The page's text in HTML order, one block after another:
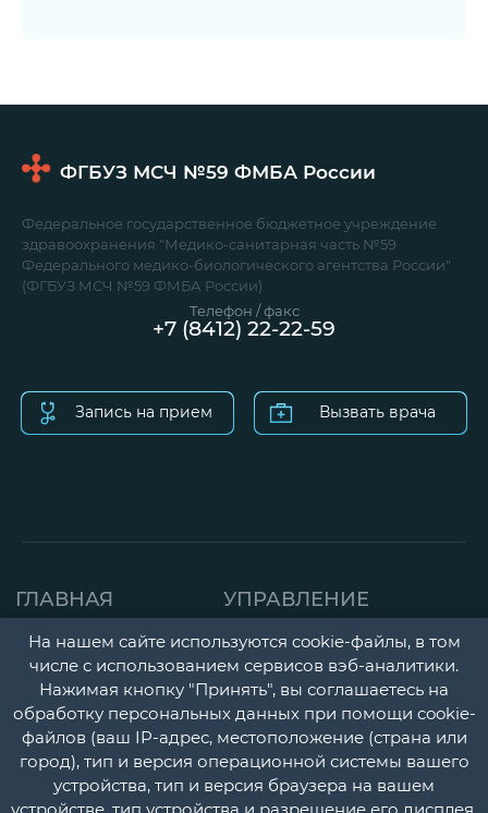
ФГБУЗ МСЧ №59 ФМБА России
Федеральное государственное бюджетное учреждение
здравоохранения "Медико-санитарная часть №59
Федерального медико-биологического агентства России"
(ФГБУЗ МСЧ №59 ФМБА России)
ГЛАВНАЯ
О НАС
НОВОСТИ
ДОКУМЕНТЫ
УЧЕТНАЯ
УПРАВЛЕНИЕ
ДЕТСКАЯ
ГОРОДСКАЯ
ПОЛИКЛИНИКА
ПЕРИНАТАЛЬНЫЙ
Запись на прием Вызвать врача
Телефон / факс
+7 (8412) 22-22-59
На нашем сайте используются cookie-файлы, в том
числе с использованием сервисов вэб-аналитики.
Нажимая кнопку "Принять", вы соглашаетесь на
обработку персональных данных при помощи cookie-
файлов (ваш IP-адрес, местоположение (страна или
город), тип и версия операционной системы вашего
устройства, тип и версия браузера на вашем
устройстве, тип устройства и разрешение его дисплея,